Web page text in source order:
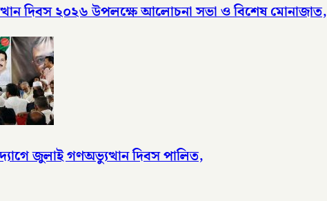
দিবস ২০২৬ উপলক্ষে আলোচনা সভা ও বিশেষ মোনাজাত,
জুলাই গণঅভ্যুত্থান দিবস পালিত,